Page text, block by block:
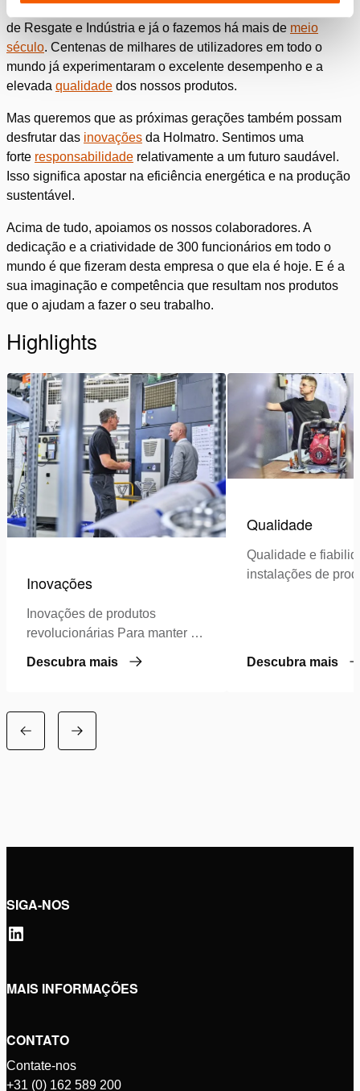
Concebemos e construímos equipamento para os mercados
de Resgate e Indústria e já o fazemos há mais de meio
século. Centenas de milhares de utilizadores em todo o
mundo já experimentaram o excelente desempenho e a
elevada qualidade dos nossos produtos.
Mas queremos que as próximas gerações também possam
desfrutar das inovações da Holmatro. Sentimos uma
forte responsabilidade relativamente a um futuro saudável.
Isso significa apostar na eficiência energética e na produção
sustentável.
Acima de tudo, apoiamos os nossos colaboradores. A
dedicação e a criatividade de 300 funcionários em todo o
mundo é que fizeram desta empresa o que ela é hoje. E é a
sua imaginação e competência que resultam nos produtos
que o ajudam a fazer o seu trabalho.
Highlights
Inovações
Inovações de produtos
revolucionárias Para manter a
investimos continuamente…
Descubra mais
Qualidade
Qualidade e
instalações de
Descubra mais
SIGA-NOS
MAIS INFORMAÇÕES
CONTATO
Contate-nos
+31 (0) 162 589 200